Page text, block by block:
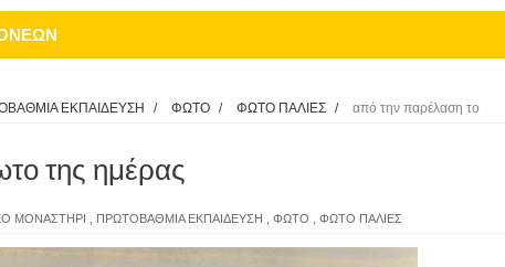
ΓΙΑ ΜΑΙΟ ΚΑΙ ΙΟΥΝΙΟ 2024
στην Ομβριακή Δομοκού την 1η Δεκέμβρη 1942
ΕΚΠΑΙΔΕΥΣΗ / ΦΩΤΟ / ΦΩΤΟ ΠΑΛΙΕΣ /
από την παρέλαση το
της ημέρας
ΜΟΝΑΣΤΗΡΙ ΠΡΩΤΟΒΑΘΜΙΑ ΕΚΠΑΙΔΕΥΣΗ ΦΩΤΟ ΦΩΤΟ ΠΑΛΙΕΣ